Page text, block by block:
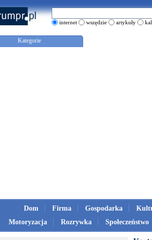
internet wszędzie artykuły
Kategorie
Dom Firma Gospodarka
Motoryzacja
Rozrywka Społeczeństwo